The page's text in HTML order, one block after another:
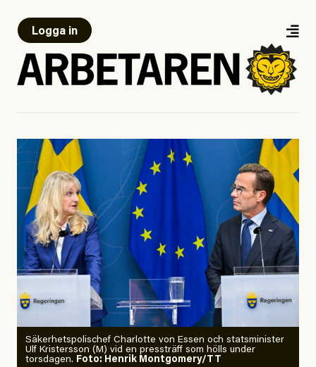
Logga in
Säkerhetspolischef Charlotte von Essen och statsminister
Ulf Kristersson (M) vid en pressträff som hölls under
torsdagen. Foto: Henrik Montgomery/TT